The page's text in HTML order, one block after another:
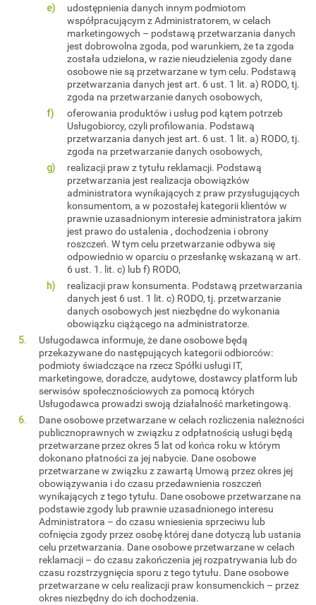
udostępnienia danych innym podmiotom
współpracującym z Administratorem, w celach
marketingowych – podstawą przetwarzania danych
jest dobrowolna zgoda, pod warunkiem, że ta zgoda
została udzielona, w razie nieudzielenia zgody dane
osobowe nie są przetwarzane w tym celu. Podstawą
przetwarzania danych jest art. 6 ust. 1 lit. a) RODO, tj.
zgoda na przetwarzanie danych osobowych,
oferowania produktów i usług pod kątem potrzeb
Usługobiorcy, czyli profilowania. Podstawą
przetwarzania danych jest art. 6 ust. 1 lit. a) RODO, tj.
zgoda na przetwarzanie danych osobowych,
realizacji praw z tytułu reklamacji. Podstawą
przetwarzania jest realizacja obowiązków
administratora wynikających z praw przysługujących
konsumentom, a w pozostałej kategorii klientów w
prawnie uzasadnionym interesie administratora jakim
jest prawo do ustalenia , dochodzenia i obrony
roszczeń. W tym celu przetwarzanie odbywa się
odpowiednio w oparciu o przesłankę wskazaną w art.
6 ust. 1. lit. c) lub f) RODO,
realizacji praw konsumenta. Podstawą przetwarzania
danych jest 6 ust. 1 lit. c) RODO, tj. przetwarzanie
danych osobowych jest niezbędne do wykonania
obowiązku ciążącego na administratorze.
Usługodawca informuje, że dane osobowe będą
przekazywane do następujących kategorii odbiorców:
podmioty świadczące na rzecz Spółki usługi IT,
marketingowe, doradcze, audytowe, dostawcy platform lub
serwisów społecznościowych za pomocą których
Usługodawca prowadzi swoją działalność marketingową.
Dane osobowe przetwarzane w celach rozliczenia należności
publicznoprawnych w związku z odpłatnością usługi będą
przetwarzane przez okres 5 lat od końca roku w którym
dokonano płatności za jej nabycie. Dane osobowe
przetwarzane w związku z zawartą Umową przez okres jej
obowiązywania i do czasu przedawnienia roszczeń
wynikających z tego tytułu. Dane osobowe przetwarzane na
podstawie zgody lub prawnie uzasadnionego interesu
Administratora – do czasu wniesienia sprzeciwu lub
cofnięcia zgody przez osobę której dane dotyczą lub ustania
celu przetwarzania. Dane osobowe przetwarzane w celach
reklamacji – do czasu zakończenia jej rozpatrywania lub do
czasu rozstrzygnięcia sporu z tego tytułu. Dane osobowe
przetwarzane w celu realizacji praw konsumenckich – przez
okres niezbędny do ich dochodzenia.